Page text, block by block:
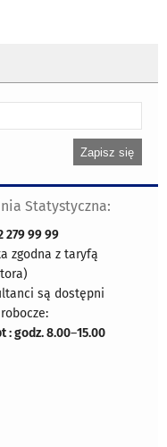
Statystyczna:
279 99 99
zgodna z taryfą
są dostępni
: godz. 8.00–15.00